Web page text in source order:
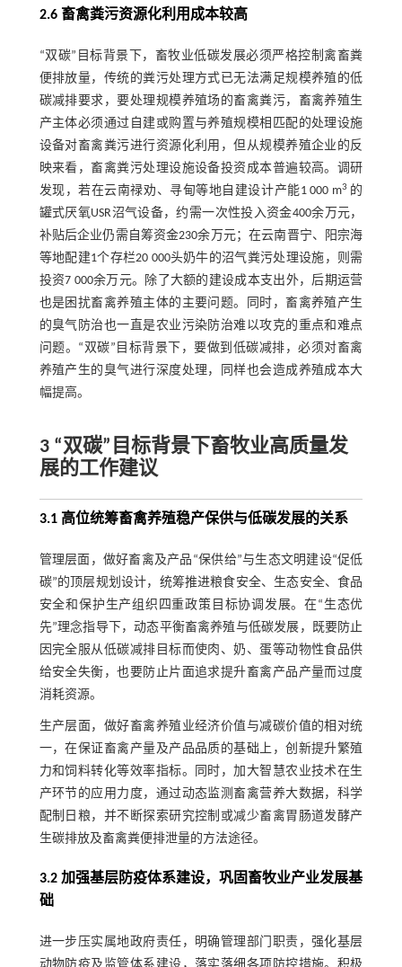
2.6 畜禽粪污资源化利用成本较高
“双碳”目标背景下，畜牧业低碳发展必须严格控制禽畜粪
便排放量，传统的粪污处理方式已无法满足规模养殖的低
碳减排要求，要处理规模养殖场的畜禽粪污，畜禽养殖生
产主体必须通过自建或购置与养殖规模相匹配的处理设施
设备对畜禽粪污进行资源化利用，但从规模养殖企业的反
映来看，畜禽粪污处理设施设备投资成本普遍较高。调研
发现，若在云南禄劝、寻甸等地自建设计产能1 000 m3 的
罐式厌氧USR沼气设备，约需一次性投入资金400余万元，
补贴后企业仍需自筹资金230余万元；在云南晋宁、阳宗海
等地配建1个存栏20 000头奶牛的沼气粪污处理设施，则需
投资7 000余万元。除了大额的建设成本支出外，后期运营
也是困扰畜禽养殖主体的主要问题。同时，畜禽养殖产生
的臭气防治也一直是农业污染防治难以攻克的重点和难点
问题。“双碳”目标背景下，要做到低碳减排，必须对畜禽
养殖产生的臭气进行深度处理，同样也会造成养殖成本大
幅提高。
3 “双碳”目标背景下畜牧业高质量发
展的工作建议
3.1 高位统筹畜禽养殖稳产保供与低碳发展的关系
管理层面，做好畜禽及产品“保供给”与生态文明建设“促低
碳”的顶层规划设计，统筹推进粮食安全、生态安全、食品
安全和保护生产组织四重政策目标协调发展。在“生态优
先”理念指导下，动态平衡畜禽养殖与低碳发展，既要防止
因完全服从低碳减排目标而使肉、奶、蛋等动物性食品供
给安全失衡，也要防止片面追求提升畜禽产品产量而过度
消耗资源。
生产层面，做好畜禽养殖业经济价值与减碳价值的相对统
一，在保证畜禽产量及产品品质的基础上，创新提升繁殖
力和饲料转化等效率指标。同时，加大智慧农业技术在生
产环节的应用力度，通过动态监测畜禽营养大数据，科学
配制日粮，并不断探索研究控制或减少畜禽胃肠道发酵产
生碳排放及畜禽粪便排泄量的方法途径。
3.2 加强基层防疫体系建设，巩固畜牧业产业发展基
础
进一步压实属地政府责任，明确管理部门职责，强化基层